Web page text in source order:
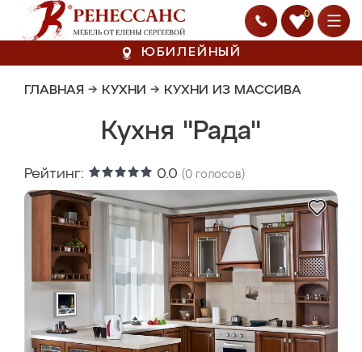
0
ЮБИЛЕЙНЫЙ
ГЛАВНАЯ → КУХНИ → КУХНИ ИЗ МАССИВА
Кухня "Рада"
Рейтинг: 0.0 (0 голосов)